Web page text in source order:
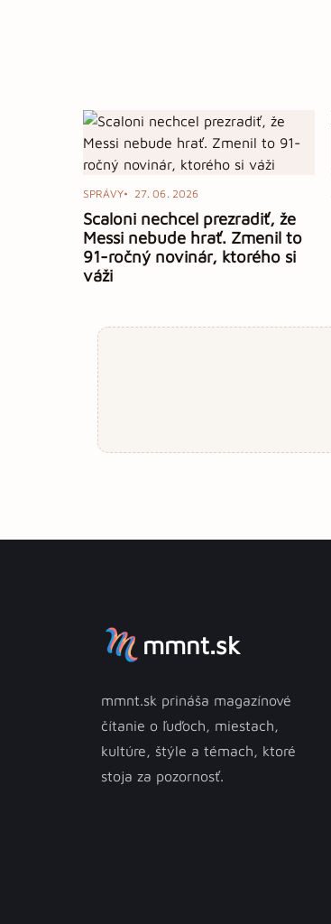
SPRÁVY 27. 06. 2026
Scaloni nechcel prezradiť, že
Messi nebude hrať. Zmenil to
91-ročný novinár, ktorého si
váži
mmnt.sk
mmnt.sk prináša magazínové
čítanie o ľuďoch, miestach,
kultúre, štýle a témach, ktoré
stoja za pozornosť.